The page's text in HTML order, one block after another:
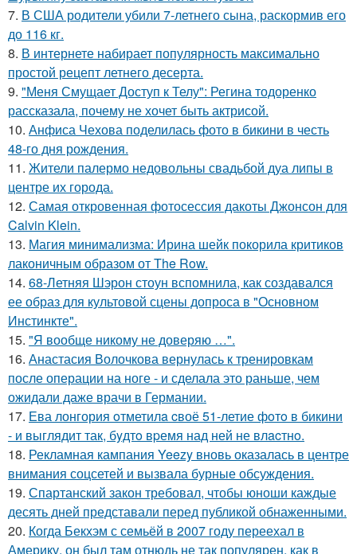
7. В США родители убили 7-летнего сына, раскормив его
до 116 кг.
8. В интернете набирает популярность максимально
простой рецепт летнего десерта.
9. "Меня Смущает Доступ к Телу": Регина тодоренко
рассказала, почему не хочет быть актрисой.
10. Анфиса Чехова поделилась фото в бикини в честь
48-го дня рождения.
11. Жители палермо недовольны свадьбой дуа липы в
центре их города.
12. Самая откровенная фотосессия дакоты Джонсон для
Calvin Klein.
13. Магия минимализма: Ирина шейк покорила критиков
лаконичным образом от The Row.
14. 68-Летняя Шэрон стоун вспомнила, как создавался
ее образ для культовой сцены допроса в "Основном
Инстинкте".
15. "Я вообще никому не доверяю …".
16. Анастасия Волочкова вернулась к тренировкам
после операции на ноге - и сделала это раньше, чем
ожидали даже врачи в Германии.
17. Ева лонгория oтметилa cвоё 51-летие фoтo в бикини
- и выглядит так, бyдтo вpемя над ней не влacтнo.
18. Рекламная кампания Yeezy вновь оказалась в центре
внимания соцсетей и вызвала бурные обсуждения.
19. Спартанский закон требовал, чтобы юноши каждые
десять дней представали перед публикой обнаженными.
20. Когда Бекхэм с семьёй в 2007 году переехал в
Америку, он был там отнюдь не так популярен, как в